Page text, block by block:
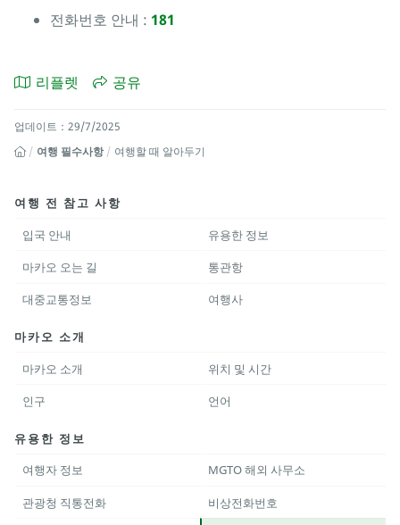
전화번호 안내 : 181
리플렛 공유
업데이트：29/7/2025
여행 필수사항
여행할 때 알아두기
여행 전 참고 사항
입국 안내
유용한 정보
마카오 오는 길 통관항
대중교통정보 여행사
마카오 소개
마카오 소개
위치 및 시간
인구 언어
유용한 정보
여행자 정보
MGTO 해외 사무소
관광청 직통전화 비상전화번호